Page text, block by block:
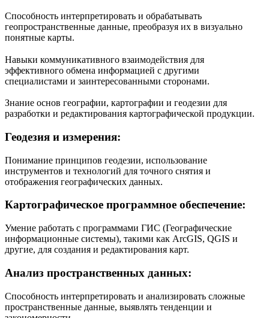
Способность интерпретировать и обрабатывать
геопространственные данные, преобразуя их в визуально
понятные карты.
Навыки коммуникативного взаимодействия для
эффективного обмена информацией с другими
специалистами и заинтересованными сторонами.
Знание основ географии, картографии и геодезии для
разработки и редактирования картографической продукции.
Геодезия и измерения:
Понимание принципов геодезии, использование
инструментов и технологий для точного снятия и
отображения географических данных.
Картографическое программное обеспечение:
Умение работать с программами ГИС (Географические
информационные системы), такими как ArcGIS, QGIS и
другие, для создания и редактирования карт.
Анализ пространственных данных:
Способность интерпретировать и анализировать сложные
пространственные данные, выявлять тенденции и